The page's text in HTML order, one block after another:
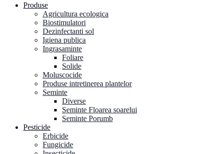
Produse
Agricultura ecologica
Biostimulatori
Dezinfectanti sol
Igiena publica
Ingrasaminte
Foliare
Solide
Moluscocide
Produse intretinerea plantelor
Seminte
Diverse
Seminte Floarea soarelui
Seminte Porumb
Pesticide
Erbicide
Fungicide